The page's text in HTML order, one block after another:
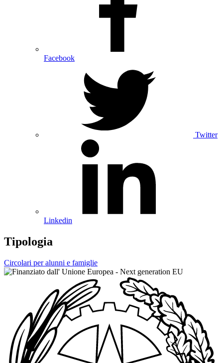
Facebook
Twitter
Linkedin
Tipologia
Circolari per alunni e famiglie